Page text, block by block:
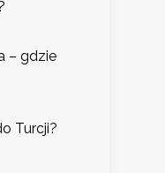
– gdzie
Turcji?